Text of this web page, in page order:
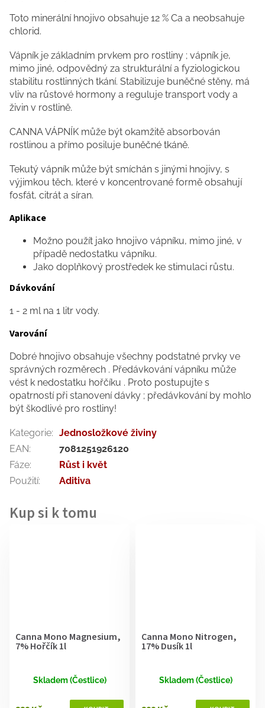
Canna Mono Magnesium,
7% Hořčík 1l
Skladem (Čestlice)
Canna Mono Nitrogen,
17% Dusík 1l
Skladem (Čestlice)
Toto minerální hnojivo obsahuje 12 % Ca a neobsahuje
chlorid.
Vápník je základním prvkem pro rostliny ; vápník je,
mimo jiné, odpovědný za strukturální a fyziologickou
stabilitu rostlinných tkání. Stabilizuje buněčné stěny, má
vliv na růstové hormony a reguluje transport vody a
živin v rostlině.
CANNA VÁPNÍK může být okamžitě absorbován
rostlinou a přímo posiluje buněčné tkáně.
Tekutý vápník může být smíchán s jinými hnojivy, s
výjimkou těch, které v koncentrované formě obsahují
fosfát, citrát a síran.
Aplikace
Možno použít jako hnojivo vápníku, mimo jiné, v
případě nedostatku vápníku.
Jako doplňkový prostředek ke stimulaci růstu.
Dávkování
1 - 2 ml na 1 litr vody.
Varování
Dobré hnojivo obsahuje všechny podstatné prvky ve
správných rozměrech . Předávkování vápníku může
vést k nedostatku hořčíku . Proto postupujte s
opatrností při stanovení dávky ; předávkování by mohlo
být škodlivé pro rostliny!
Kategorie: Jednosložkové živiny
EAN:
7081251926120
Fáze:
Růst i květ
Použití: Aditiva